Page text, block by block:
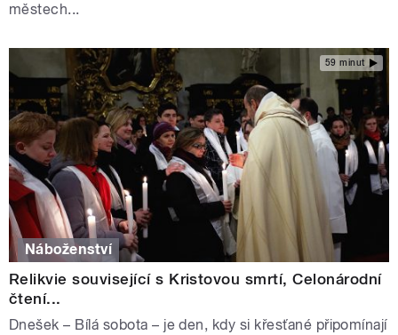
městech...
59 minut
Náboženství
Relikvie související s Kristovou smrtí, Celonárodní
čtení...
Dnešek – Bílá sobota – je den, kdy si křesťané připomínají